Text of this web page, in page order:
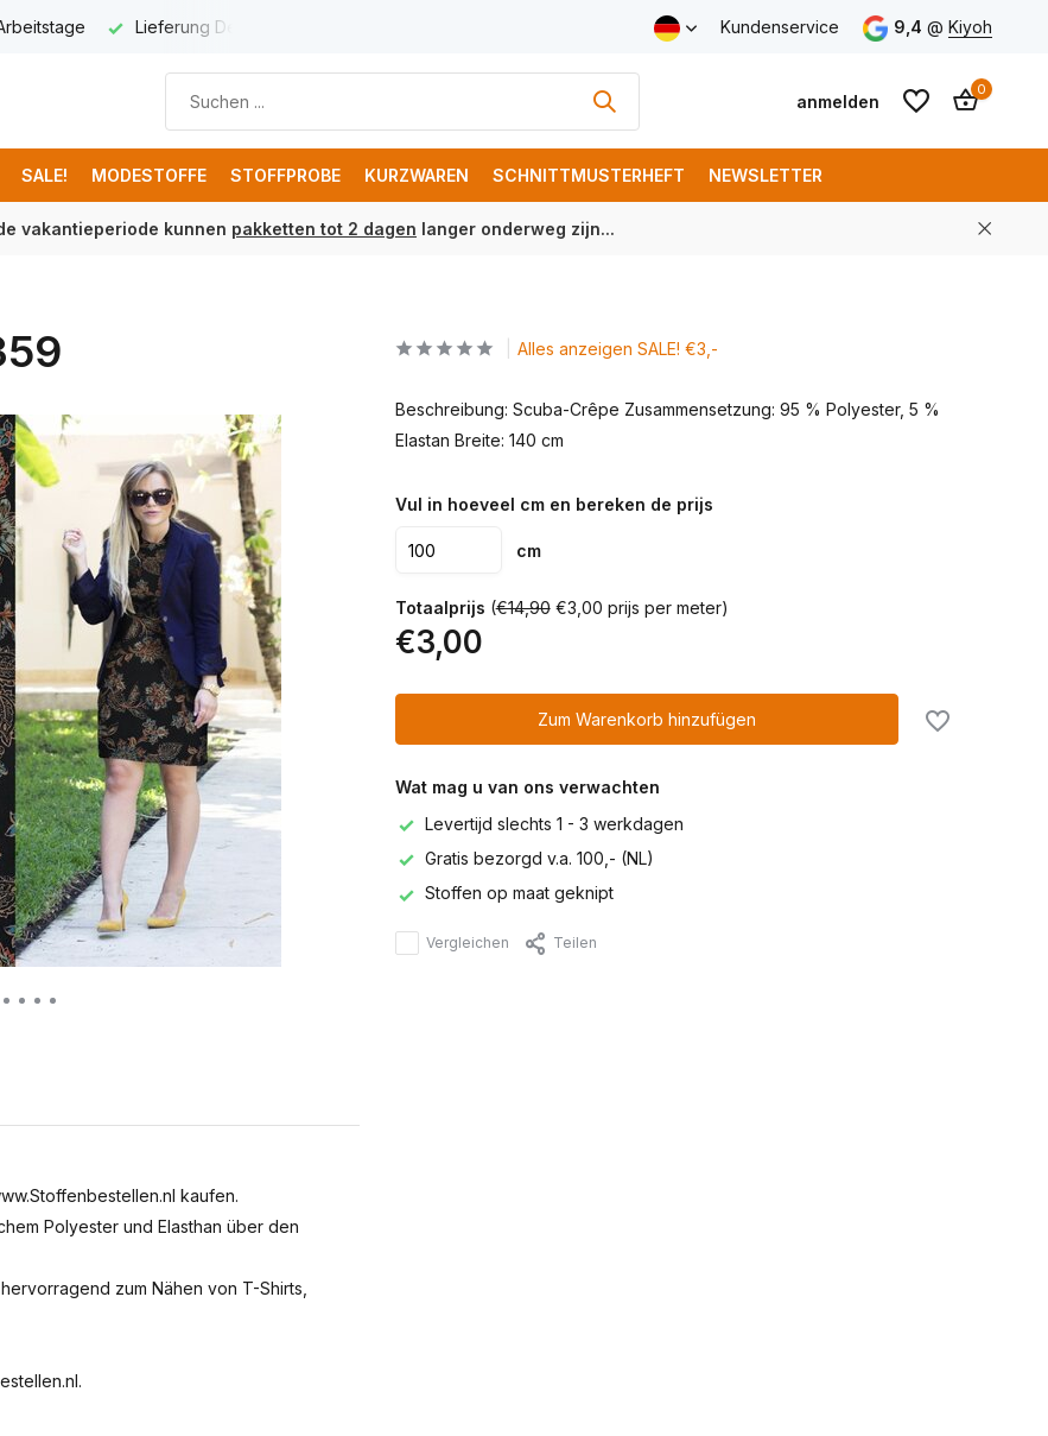
Lieferung Deutschland € 8,95 Kostenloser Versand ab € 150 (DE) Kundenservice 9,4 @ Kiyoh
anmelden
0
SALE! MODESTOFFE STOFFPROBE KURZWAREN SCHNITTMUSTERHEFT NEWSLETTER
vakantieperiode kunnen pakketten tot 2 dagen langer onderweg zijn...
kaufen.
Polyester und Elasthan über den
zum Nähen von T-Shirts,
Alles anzeigen SALE! €3,-
Beschreibung: Scuba-Crêpe Zusammensetzung: 95 % Polyester, 5 %
Elastan Breite: 140 cm
Vul in hoeveel cm en bereken de prijs
cm
Totaalprijs (€14,90€3,00 prijs per meter)
€3,00
Zum Warenkorb hinzufügen
Wat mag u van ons verwachten
Levertijd slechts 1 - 3 werkdagen
Gratis bezorgd v.a. 100,- (NL)
Stoffen op maat geknipt
Vergleichen Teilen